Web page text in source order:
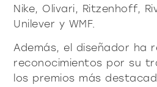
Nike, Olivari, Ritzenhoff,
Unilever y WMF.
Además, el diseñador ha
reconocimientos por su
los premios más